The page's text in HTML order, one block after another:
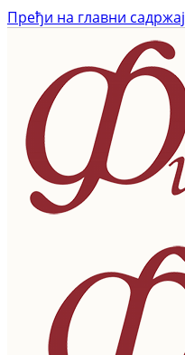
Пређи на главни садржај